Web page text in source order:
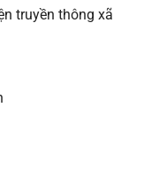
truyền thông xã